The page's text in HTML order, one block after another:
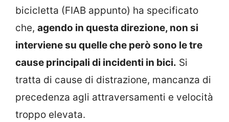
bicicletta (FIAB appunto) ha specificato
che, agendo in questa direzione, non si
interviene su quelle che però sono le tre
cause principali di incidenti in bici. Si
tratta di cause di distrazione, mancanza di
precedenza agli attraversamenti e velocità
troppo elevata.